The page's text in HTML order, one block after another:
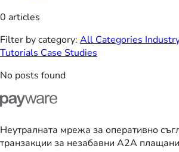
0 articles
Filter by category: All Categories
Tutorials Case Studies
No posts found
Неутралната мрежа за оперативно
транзакции за незабавни A2A